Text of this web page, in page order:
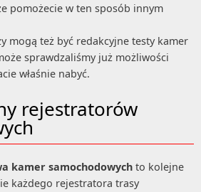
pomożecie w ten sposób innym
mogą też być redakcyjne testy kamer
sprawdzaliśmy już możliwości
właśnie nabyć.
rejestratorów
kamer samochodowych to kolejne
każdego rejestratora trasy